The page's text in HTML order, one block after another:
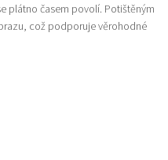
plátno časem povolí. Potištěným
což podporuje věrohodné